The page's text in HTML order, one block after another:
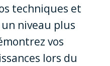
techniques et
niveau plus
vos
lors du